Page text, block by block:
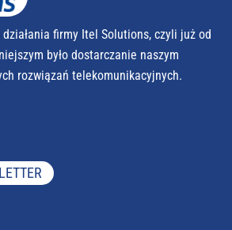
firmy Itel Solutions, czyli już od
było dostarczanie naszym
rozwiązań telekomunikacyjnych.